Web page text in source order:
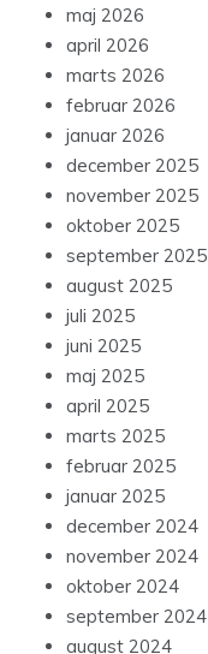
maj 2026
april 2026
marts 2026
februar 2026
januar 2026
december 2025
november 2025
oktober 2025
september 2025
august 2025
juli 2025
juni 2025
maj 2025
april 2025
marts 2025
februar 2025
januar 2025
december 2024
november 2024
oktober 2024
september 2024
august 2024